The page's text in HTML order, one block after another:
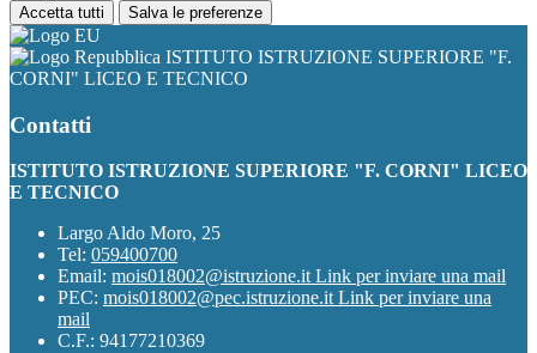
Accetta tutti Salva le preferenze
ISTITUTO ISTRUZIONE SUPERIORE "F.
CORNI" LICEO E TECNICO
Contatti
ISTITUTO ISTRUZIONE SUPERIORE "F. CORNI" LICEO
E TECNICO
Largo Aldo Moro, 25
Tel: 059400700
Email: mois018002@istruzione.it Link per inviare una mail
PEC: mois018002@pec.istruzione.it Link per inviare una
mail
C.F.: 94177210369